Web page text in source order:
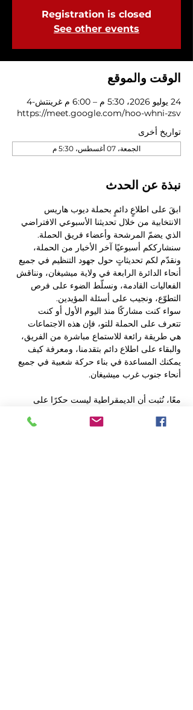
Registration is closed
See other events
الوقت والموقع
24 يوليو 2026، 5:30 م – 6:00 م غرينتش-4
https://meet.google.com/hoo-whni-zsv
تواريخ أخرى
الجمعة، 07 أغسطس، 5:30 م
نبذة عن الحدث
ابقَ على اطلاعٍ دائمٍ بحملة ديوب هاريس
الانتخابية من خلال تحديثنا الأسبوعي الافتراضي
الذي يضمّ المرشحة وأعضاء فريق الحملة.
سنشارككم أسبوعيًا آخر الأخبار من الحملة،
ونقدّم لكم تحديثاتٍ حول جهود التنظيم في جميع
أنحاء الدائرة الرابعة في ولاية ميشيغان، ونناقش
الفعاليات القادمة، ونسلّط الضوء على فرص
التطوّع، ونجيب على أسئلة المؤيدين.
سواء كنت مشاركًا منذ اليوم الأول أو كنت
تتعرف على الحملة للتو، فإن هذه الاجتماعات
هي طريقة رائعة للاستماع مباشرة من الفريق،
والبقاء على اطلاع دائم بتقدمنا، ومعرفة كيف
يمكنك المساعدة في بناء حركة شعبية في جميع
أنحاء جنوب غرب ميشيغان.
معًا، نُثبت أن الديمقراطية ليست حكرًا على
أو النخب السياسية. إنها قوةٌ يستمدها عامة الناس